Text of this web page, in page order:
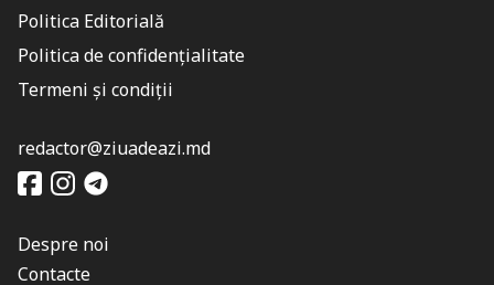
Politica Editorială
Politica de confidențialitate
Termeni și condiții
redactor@ziuadeazi.md
Despre noi
Contacte